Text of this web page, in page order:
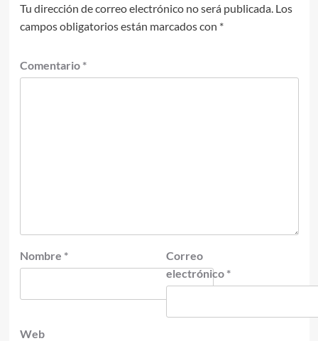
Tu dirección de correo electrónico no será publicada. Los
campos obligatorios están marcados con *
Comentario *
Nombre *
Correo
electrónico *
Web